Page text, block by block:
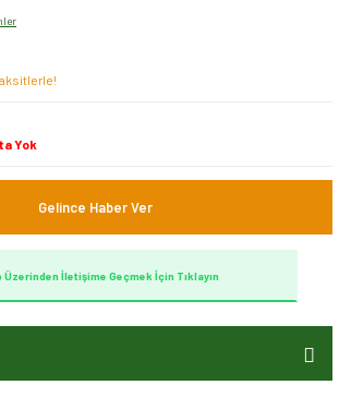
Yok
Gelince Haber Ver
Üzerinden İletişime Geçmek İçin Tıklayın